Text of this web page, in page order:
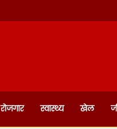
रोजगार स्वास्थ्य खेल